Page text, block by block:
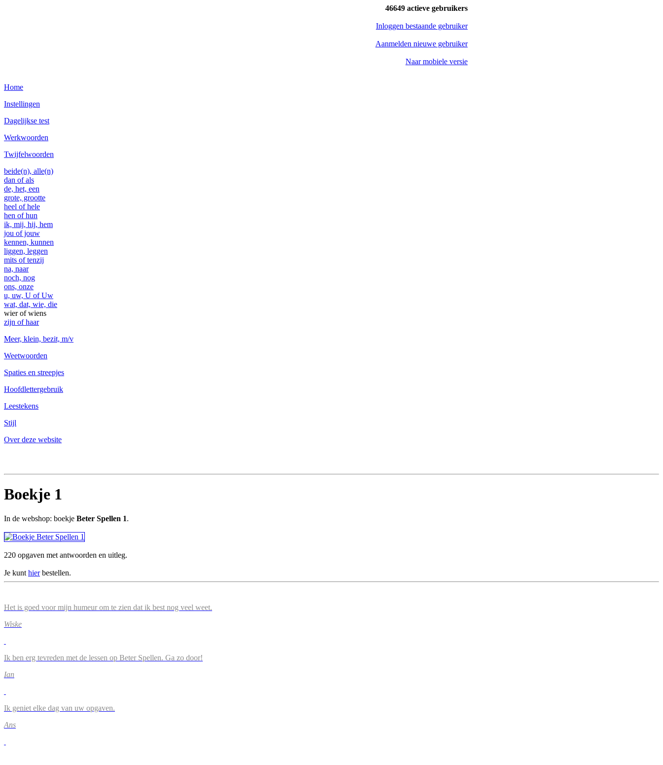
46649 actieve gebruikers
Inloggen bestaande gebruiker
Aanmelden nieuwe gebruiker
Naar mobiele versie
Home
Instellingen
Dagelijkse test
Werkwoorden
Twijfelwoorden
beide(n), alle(n)
dan of als
de, het, een
grote, grootte
heel of hele
hen of hun
ik, mij, hij, hem
jou of jouw
kennen, kunnen
liggen, leggen
mits of tenzij
na, naar
noch, nog
ons, onze
u, uw, U of Uw
wat, dat, wie, die
wier of wiens
zijn of haar
Meer, klein, bezit, m/v
Weetwoorden
Spaties en streepjes
Hoofdlettergebruik
Leestekens
Stijl
Over deze website
Boekje 1
In de webshop: boekje Beter Spellen 1.
220 opgaven met antwoorden en uitleg.
Je kunt hierbestellen.
Het is goed voor mijn humeur om te zien dat ik best nog veel weet.
Wiske
Ik ben erg tevreden met de lessen op Beter Spellen. Ga zo door!
Ian
Ik geniet elke dag van uw opgaven.
Ans